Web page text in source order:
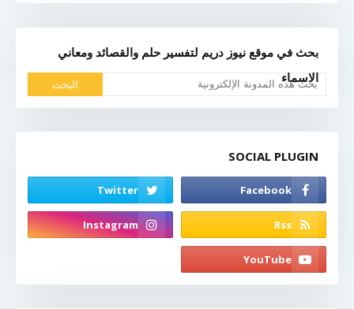
بحث في موقع نيوز دريم لتفسير حلم والقصائد ومعاني
الاسماء
SOCIAL PLUGIN